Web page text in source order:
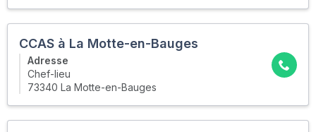
CCAS à La Motte-en-Bauges
Adresse
Chef-lieu
73340 La Motte-en-Bauges